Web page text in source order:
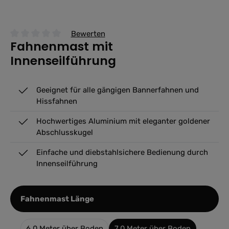
Durchschnittliche Bewertung von 0 von 5 Sternen
Bewerten
Fahnenmast mit
Innenseilführung
Geeignet für alle gängigen Bannerfahnen und
Hissfahnen
Hochwertiges Aluminium mit eleganter goldener
Abschlusskugel
Einfache und diebstahlsichere Bedienung durch
Innenseilführung
Fahnenmast Längeauswählen